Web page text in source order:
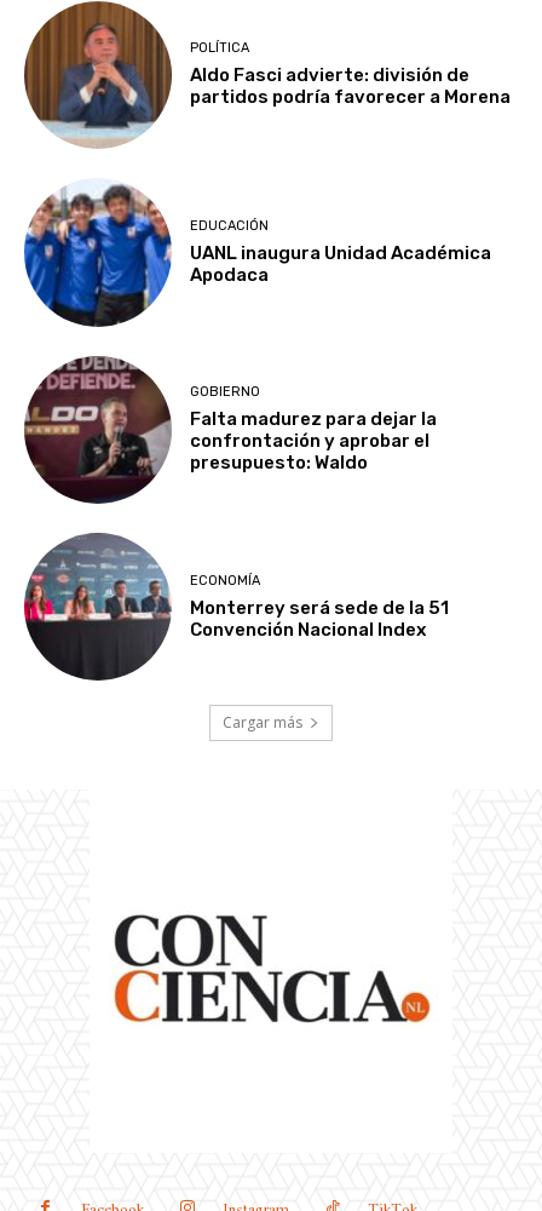
POLÍTICA
Aldo Fasci advierte: división de
partidos podría favorecer a Morena
EDUCACIÓN
UANL inaugura Unidad Académica
Apodaca
GOBIERNO
Falta madurez para dejar la
confrontación y aprobar el
presupuesto: Waldo
ECONOMÍA
Monterrey será sede de la 51
Convención Nacional Index
Cargar más